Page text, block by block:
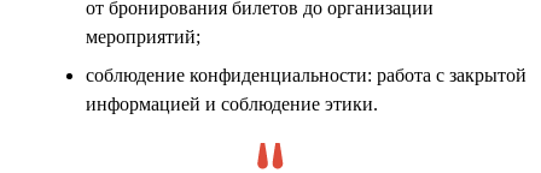
от бронирования билетов до организации
мероприятий;
соблюдение конфиденциальности: работа с закрытой
информацией и соблюдение этики.